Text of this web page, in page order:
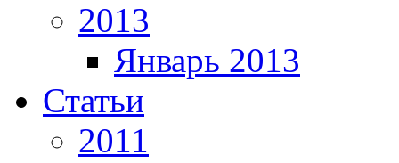
2013
Январь 2013
Статьи
2011